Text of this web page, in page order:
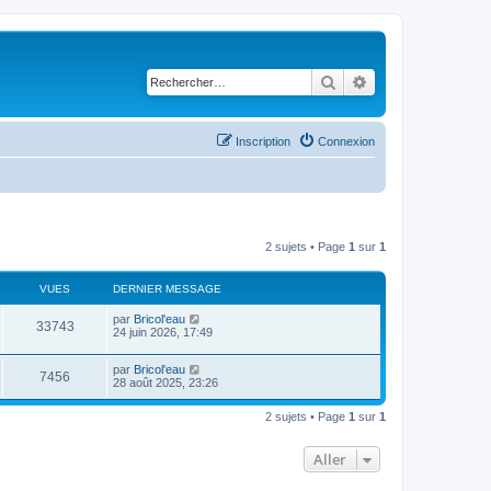
Rechercher
Connexion
Inscription
2 sujets • Page 1 sur 1
VUES DERNIER MESSAGE
33743V
u
s
D
e
n
i
e
r
m
par Bricol'eau
24 juin 2026, 17:49
7456
u
D
e
n
par Bricol'eau
28 août 2025, 23:26
2 sujets • Page 1 sur 1
Aller